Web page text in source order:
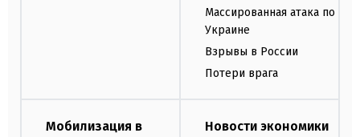
Массированная атака по
Украине
Взрывы в России
Потери врага
Мобилизация в
Новости экономики